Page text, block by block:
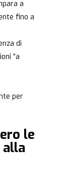
a
fino a
di
“a
per
le